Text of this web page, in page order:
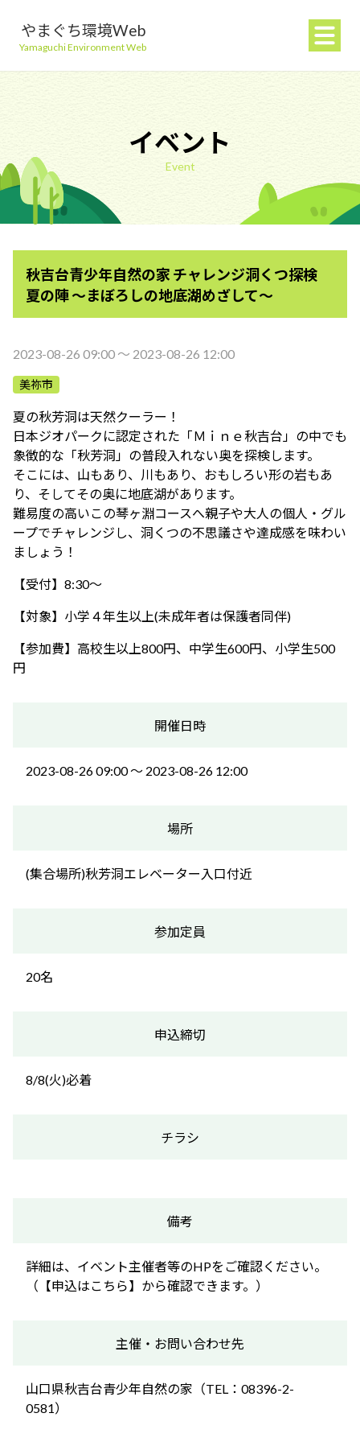
やまぐち環境Web
Yamaguchi Environment Web
地球温暖化を防ぐ
ごみを減らす
自然環境を守る
生活環境を守る（大気・水）
イベント
Event
秋吉台青少年自然の家 チャレンジ洞くつ探検
夏の陣 ～まぼろしの地底湖めざして～
2023-08-26 09:00 〜 2023-08-26 12:00
美祢市
夏の秋芳洞は天然クーラー！
日本ジオパークに認定された「Ｍｉｎｅ秋吉台」の中でも
象徴的な「秋芳洞」の普段入れない奥を探検します。
そこには、山もあり、川もあり、おもしろい形の岩もあ
り、そしてその奥に地底湖があります。
難易度の高いこの琴ヶ淵コースへ親子や大人の個人・グル
ープでチャレンジし、洞くつの不思議さや達成感を味わい
ましょう！
【受付】8:30～
【対象】小学４年生以上(未成年者は保護者同伴)
【参加費】高校生以上800円、中学生600円、小学生500
円
開催日時
2023-08-26 09:00 〜 2023-08-26 12:00
場所
(集合場所)秋芳洞エレベーター入口付近
参加定員
20名
申込締切
8/8(火)必着
チラシ
備考
詳細は、イベント主催者等のHPをご確認ください。
（【申込はこちら】から確認できます。）
主催・お問い合わせ先
山口県秋吉台青少年自然の家（TEL：08396-2-
0581）